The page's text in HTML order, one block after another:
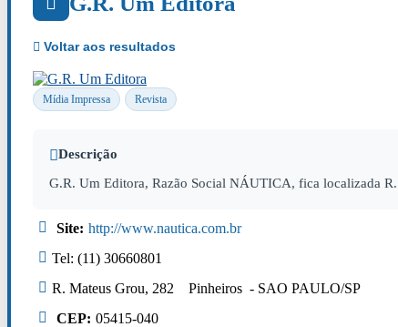
Mídia Impressa Revista
Descrição
G.R. Um Editora, Razão Social NÁUTICA, fica localizada
Site: http://www.nautica.com.br
Tel: (11) 30660801
R. Mateus Grou, 282 Pinheiros - SAO PAULO/SP
CEP: 05415-040